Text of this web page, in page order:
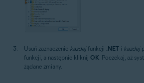
Usuń zaznaczenie każdejfunkcji .NET i każdej
funkcji, a następnie kliknij OK. Poczekaj, aż
żądane zmiany.